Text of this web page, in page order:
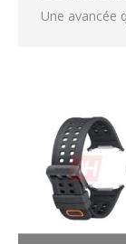
Une avancée